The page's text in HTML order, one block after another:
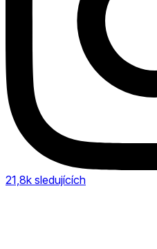
21,8k sledujících